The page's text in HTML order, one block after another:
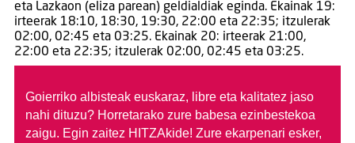
eta Lazkaon (eliza parean) geldialdiak eginda. Ekainak 19:
irteerak 18:10, 18:30, 19:30, 22:00 eta 22:35; itzulerak
02:00, 02:45 eta 03:25. Ekainak 20: irteerak 21:00,
22:00 eta 22:35; itzulerak 02:00, 02:45 eta 03:25.
Goierriko albisteak euskaraz, libre eta kalitatez jaso
nahi dituzu? Horretarako zure babesa ezinbestekoa
zaigu. Egin zaitez HITZAkide! Zure ekarpenari esker,